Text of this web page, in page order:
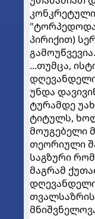
პირიქით)
...თუმცა,
უნდა
ტურამდე
ტიტულს,
მოუგებელი
თეორიული
საგზური
მაგრამ